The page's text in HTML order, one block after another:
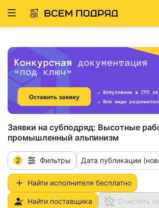
Развернуть
Заявки на субподряд: Высотные
промышленный альпинизм
2 Фильтры Дата публикации
Найти исполнителя бесплатно
Найти поставщика Очистить